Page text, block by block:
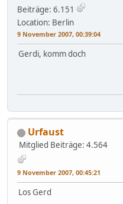
Beiträge: 6.151
Location: Berlin
9 November 2007, 00:39:04
Gerdi, komm doch
Urfaust
Mitglied Beiträge: 4.564
9 November 2007, 00:45:21
Los Gerd